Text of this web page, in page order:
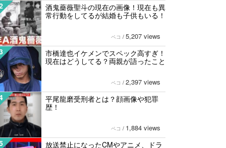
酒鬼薔薇聖斗の現在の画像！現在も異
常行動をしてるが結婚も子供もいる！
ペコ / 5,207 views
市橋達也イケメンでスペック高すぎ！
現在はどうしてる？両親が語ったこと
ペコ / 2,397 views
平尾龍磨受刑者とは？顔画像や犯罪
歴！
ペコ / 1,884 views
放送禁止になったCMやアニメ、ドラ